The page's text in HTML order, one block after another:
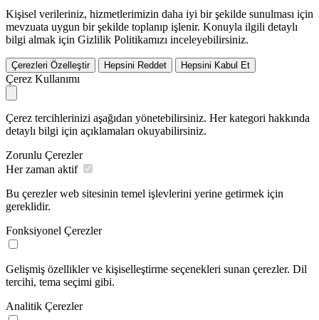
Kişisel verileriniz, hizmetlerimizin daha iyi bir şekilde sunulması için
mevzuata uygun bir şekilde toplanıp işlenir. Konuyla ilgili detaylı
bilgi almak için Gizlilik Politikamızı inceleyebilirsiniz.
Çerezleri Özelleştir Hepsini Reddet Hepsini Kabul Et
Çerez Kullanımı
Çerez tercihlerinizi aşağıdan yönetebilirsiniz. Her kategori hakkında
detaylı bilgi için açıklamaları okuyabilirsiniz.
Zorunlu Çerezler
Her zaman aktif
Bu çerezler web sitesinin temel işlevlerini yerine getirmek için
gereklidir.
Fonksiyonel Çerezler
Gelişmiş özellikler ve kişiselleştirme seçenekleri sunan çerezler. Dil
tercihi, tema seçimi gibi.
Analitik Çerezler